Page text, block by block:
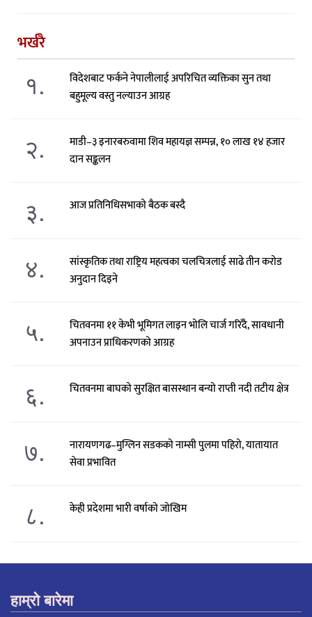
भर्खरै
१.
विदेशबाट फर्कने नेपालीलाई अपरिचित व्यक्तिका सुन तथा
बहुमूल्य वस्तु नल्याउन आग्रह
२.
माडी–३ इनारबरुवामा शिव महायज्ञ सम्पन्न, १० लाख १४ हजार
दान सङ्कलन
३. आज प्रतिनिधिसभाको बैठक बस्दै
४.
सांस्कृतिक तथा राष्ट्रिय महत्वका चलचित्रलाई साढे तीन करोड
अनुदान दिइने
५.
चितवनमा ११ केभी भूमिगत लाइन भोलि चार्ज गरिँदै, सावधानी
अपनाउन प्राधिकरणको आग्रह
६. चितवनमा बाघको सुरक्षित बासस्थान बन्यो राप्ती नदी तटीय क्षेत्र
७.
नारायणगढ–मुग्लिन सडकको नाम्सी पुलमा पहिरो, यातायात
सेवा प्रभावित
८. केही प्रदेशमा भारी वर्षाको जोखिम
हाम्रो बारेमा